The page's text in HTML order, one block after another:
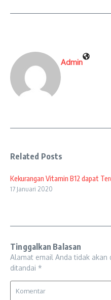
Admin
Related Posts
Kekurangan Vitamin B12 dapat
17 Januari 2020
Tinggalkan Balasan
Alamat email Anda tidak akan
ditandai *